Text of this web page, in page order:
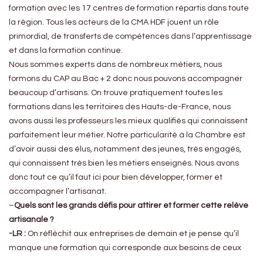
formation avec les 17 centres de formation répartis dans toute
la région. Tous les acteurs de la CMA HDF jouent un rôle
primordial, de transferts de compétences dans l’apprentissage
et dans la formation continue.
Nous sommes experts dans de nombreux métiers, nous
formons du CAP au Bac + 2 donc nous pouvons accompagner
beaucoup d’artisans. On trouve pratiquement toutes les
formations dans les territoires des Hauts-de-France, nous
avons aussi les professeurs les mieux qualifiés qui connaissent
parfaitement leur métier. Notre particularité à la Chambre est
d’avoir aussi des élus, notamment des jeunes, très engagés,
qui connaissent très bien les métiers enseignés. Nous avons
donc tout ce qu’il faut ici pour bien développer, former et
accompagner l’artisanat.
–Quels sont les grands défis pour attirer et former cette relève
artisanale ?
-LR : On réfléchit aux entreprises de demain et je pense qu’il
manque une formation qui corresponde aux besoins de ceux